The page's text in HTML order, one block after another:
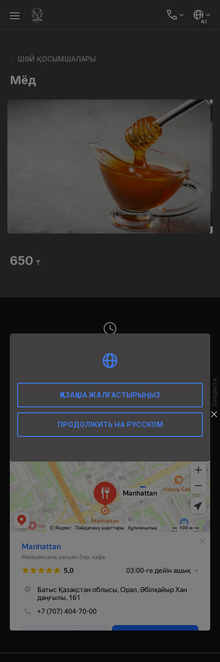
ҚАЗ
ШӘЙ ҚОСЫМШАЛАРЫ
Мёд
650 ₸
Орал,
​Проспект Абулхаир хана, 161
Manhattan
ҚАЗАҚША ЖАЛҒАСТЫРЫҢЫЗ
ПРОДОЛЖИТЬ НА РУССКОМ
Закрыть